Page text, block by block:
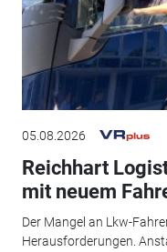
05.08.2026
Reichhart
mit neuem
Der Mangel an Lkw-
Herausforderungen.